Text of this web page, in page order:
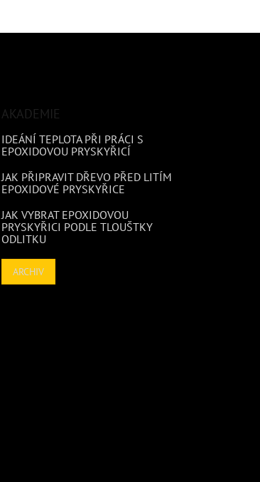
AKADEMIE
IDEÁNÍ TEPLOTA PŘI PRÁCI S
EPOXIDOVOU PRYSKYŘICÍ
JAK PŘIPRAVIT DŘEVO PŘED LITÍM
EPOXIDOVÉ PRYSKYŘICE
JAK VYBRAT EPOXIDOVOU
PRYSKYŘICI PODLE TLOUŠTKY
ODLITKU
ARCHIV